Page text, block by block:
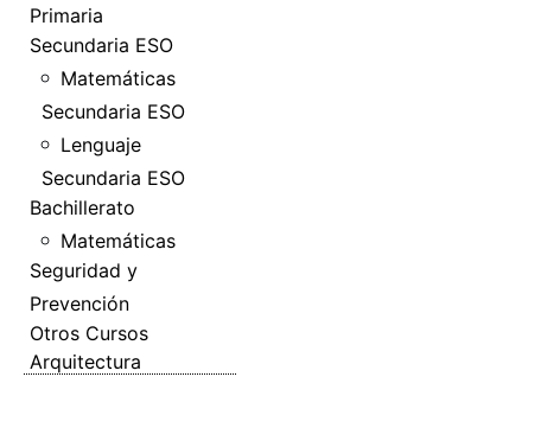
Primaria
Secundaria ESO
Matemáticas
Secundaria ESO
Lenguaje
Secundaria ESO
Bachillerato
Matemáticas
Seguridad y
Prevención
Otros Cursos
Arquitectura